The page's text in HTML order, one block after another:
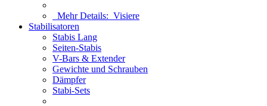
Mehr Details: Visiere
Stabilisatoren
Stabis Lang
Seiten-Stabis
V-Bars & Extender
Gewichte und Schrauben
Dämpfer
Stabi-Sets